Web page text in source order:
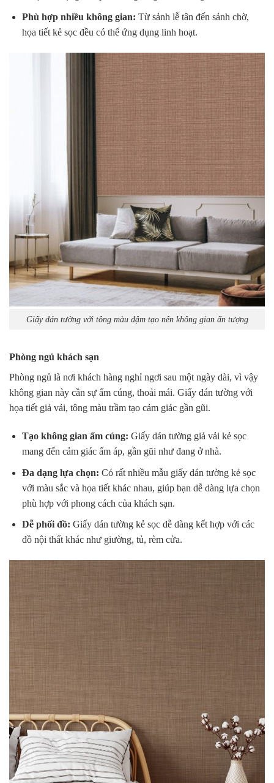
Phù hợp nhiều không gian: Từ sảnh lễ tân đến sảnh chờ,
họa tiết kẻ sọc đều có thể ứng dụng linh hoạt.
Giấy dán tường với tông màu đậm tạo nên không gian ấn tượng
Phòng ngủ khách sạn
Phòng ngủ là nơi khách hàng nghỉ ngơi sau một ngày dài, vì vậy
không gian này cần sự ấm cúng, thoải mái. Giấy dán tường với
họa tiết giả vải, tông màu trầm tạo cảm giác gần gũi.
Tạo không gian ấm cúng: Giấy dán tường giả vải kẻ sọc
mang đến cảm giác ấm áp, gần gũi như đang ở nhà.
Đa dạng lựa chọn: Có rất nhiều mẫu giấy dán tường kẻ sọc
với màu sắc và họa tiết khác nhau, giúp bạn dễ dàng lựa chọn
phù hợp với phong cách của khách sạn.
Dễ phối đồ: Giấy dán tường kẻ sọc dễ dàng kết hợp với các
đồ nội thất khác như giường, tủ, rèm cửa.